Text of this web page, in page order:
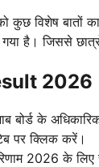
कुछ विशेष बातों
गया है। जिससे
2026
बोर्ड के
पर क्लिक करें।
2026 के